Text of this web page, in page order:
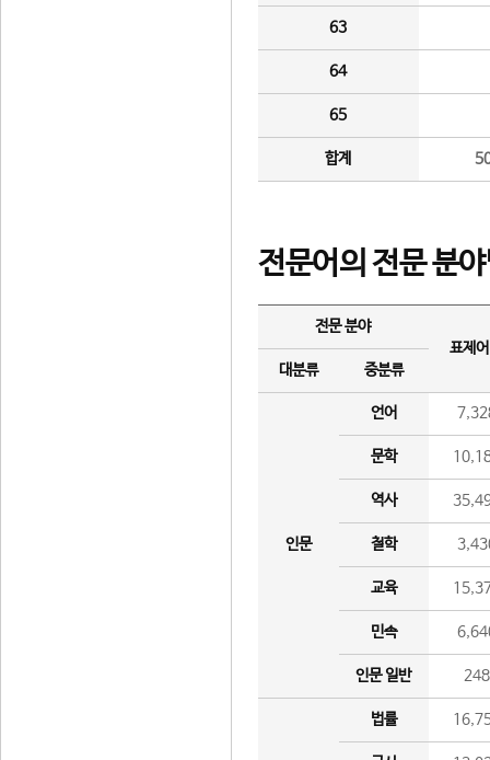
63
64
65
합계
전문어의 전문 분
전문 분야
표제
대분류
중분류
인문
언어
문학
역사
철학
교육
민속
인문 일반 248
법률